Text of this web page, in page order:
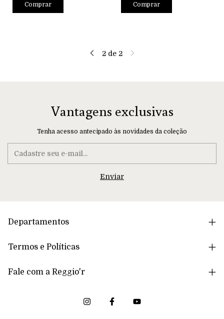
Comprar Comprar
2 de 2
Vantagens exclusivas
Tenha acesso antecipado às novidades da coleção
Departamentos
Termos e Políticas
Fale com a Reggio'r